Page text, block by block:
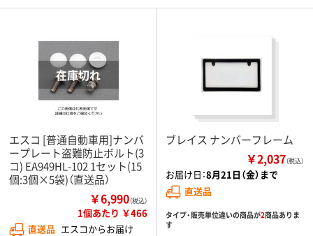
エスコ [普通自動車用]ナンバ
ープレート盗難防止ボルト(3
コ) EA949HL-102 1セット(15
個:3個×5袋)（直送品）
￥6,990（税込）
1個あたり ￥466
直送品 エスコからお届け
ブレイス ナンバーフレーム
￥2,037（税込）
お届け日：8月21日（金）まで
直送品
タイプ・販売単位違いの商品が2商品ありま
す